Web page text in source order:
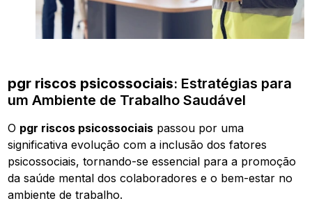
pgr riscos psicossociais: Estratégias para
um Ambiente de Trabalho Saudável
O pgr riscos psicossociais passou por uma
significativa evolução com a inclusão dos fatores
psicossociais, tornando-se essencial para a promoção
da saúde mental dos colaboradores e o bem-estar no
ambiente de trabalho.